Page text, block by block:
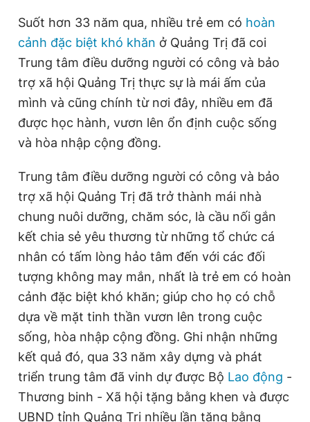
Suốt hơn 33 năm qua, nhiều trẻ em có hoàn
cảnh đặc biệt khó khăn ở Quảng Trị đã coi
Trung tâm điều dưỡng người có công và bảo
trợ xã hội Quảng Trị thực sự là mái ấm của
mình và cũng chính từ nơi đây, nhiều em đã
được học hành, vươn lên ổn định cuộc sống
và hòa nhập cộng đồng.
Trung tâm điều dưỡng người có công và bảo
trợ xã hội Quảng Trị đã trở thành mái nhà
chung nuôi dưỡng, chăm sóc, là cầu nối gắn
kết chia sẻ yêu thương từ những tổ chức cá
nhân có tấm lòng hảo tâm đến với các đối
tượng không may mắn, nhất là trẻ em có hoàn
cảnh đặc biệt khó khăn; giúp cho họ có chỗ
dựa về mặt tinh thần vươn lên trong cuộc
sống, hòa nhập cộng đồng. Ghi nhận những
kết quả đó, qua 33 năm xây dựng và phát
triển trung tâm đã vinh dự được Bộ Lao động -
Thương binh - Xã hội tặng bằng khen và được
UBND tỉnh Quảng Trị nhiều lần tặng bằng